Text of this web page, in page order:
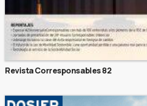
Revista Corresponsables 82